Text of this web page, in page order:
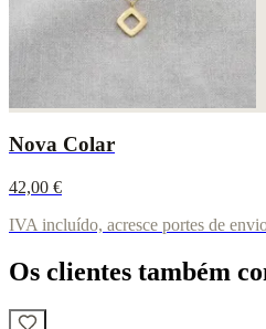
Nova Colar
42,00 €
IVA incluído, acresce portes de
Os clientes também